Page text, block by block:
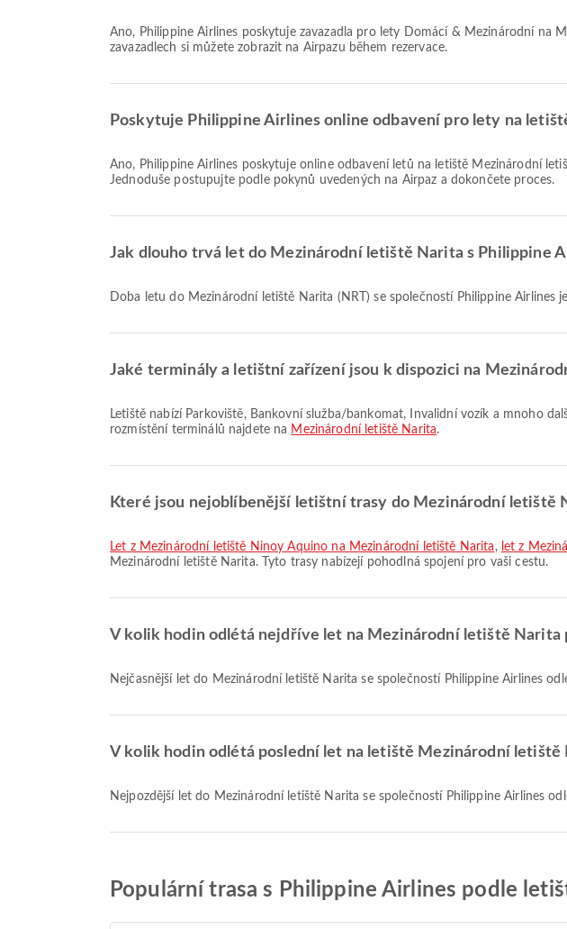
Ano, Philippine Airlines poskytuje zavazadla pro lety Domácí & Mezinárodní na Mezinárodní letiště Narita. Podrobnosti se liší podle typu letenky a destinace. Informace o
zavazadlech si můžete zobrazit na Airpazu během rezervace.
Poskytuje Philippine Airlines online odbavení pro lety na
Ano, Philippine Airlines poskytuje online odbavení letů na letiště Mezinárodní letiště Narita, což vám umožňuje pohodlně se odbavit na let prostřednictvím naší platformy.
Jednoduše postupujte podle pokynů uvedených na Airpaz a dokončete proces.
Jak dlouho trvá let do Mezinárodní letiště Narita s Philippine
Doba letu do Mezinárodní letiště Narita (NRT) se společností Philippine Airlines
Jaké terminály a letištní zařízení jsou k dispozici na
Letiště nabízí Parkoviště, Bankovní služba/bankomat, Invalidní vozík a mnoho dalších služeb pro zlepšení vašeho cestovatelského zážitku. Podrobné informace o vybavení a
rozmístění terminálů najdete na Mezinárodní letiště Narita.
Které jsou nejoblíbenější letištní trasy do Mezinárodní letiště
let z Mezinárodní letiště Ninoy Aquino na Mezinárodní letiště Narita , let z
Mezinárodní letiště Narita. Tyto trasy nabízejí pohodlná spojení pro vaši cestu.
V kolik hodin odlétá nejdříve let na Mezinárodní letiště Narita
Nejčasnější let do Mezinárodní letiště Narita se společností Philippine Airlines
V kolik hodin odlétá poslední let na letiště Mezinárodní
Nejpozdější let do Mezinárodní letiště Narita se společností Philippine Airlines
Populární trasa s Philippine Airlines podle